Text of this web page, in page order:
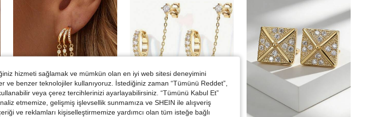
4
hizmeti sağlamak ve mümkün olan en iyi web sitesi deneyimini
ve benzer teknolojiler kullanıyoruz. İstediğiniz zaman “Tümünü Reddet”,
veya çerez tercihlerinizi ayarlayabilirsiniz. “Tümünü Kabul Et”
etmemize, gelişmiş işlevsellik sunmamıza ve SHEIN ile alışveriş
ve reklamları kişiselleştirmemize yardımcı olan tüm isteğe bağlı